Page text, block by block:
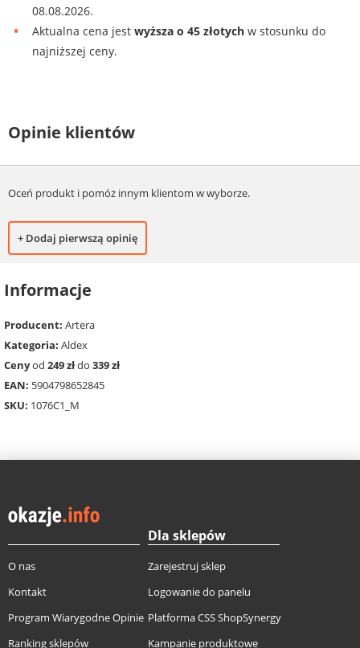
08.08.2026.
Aktualna cena jest wyższa o 45 złotych w stosunku do
najniższej ceny.
Opinie klientów
Oceń produkt i pomóż innym klientom w wyborze.
+ Dodaj pierwszą opinię
Informacje
Producent: Artera
Kategoria: Aldex
Cenyod 249 złdo 339 zł
EAN: 5904798652845
SKU: 1076C1_M
O nas
Kontakt
Program Wiarygodne Opinie
Ranking sklepów
Dla sklepów
Zarejestruj sklep
Logowanie do panelu
Platforma CSS ShopSynergy
Kampanie produktowe